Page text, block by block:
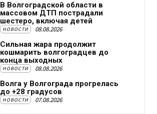
В Волгоградской области в
массовом ДТП пострадали
шестеро, включая детей
НОВОСТИ 08.08.2026
Сильная жара продолжит
кошмарить волгоградцев до
конца выходных
НОВОСТИ 08.08.2026
Волга у Волгограда прогрелась
до +28 градусов
НОВОСТИ 07.08.2026